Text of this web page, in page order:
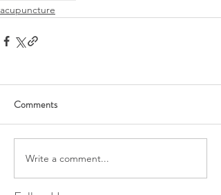
acupuncture
Comments
Write a comment...